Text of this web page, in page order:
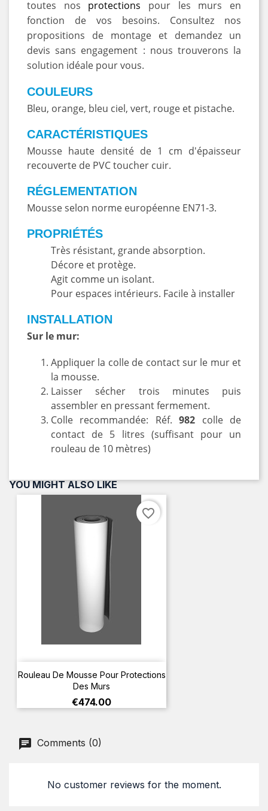
toutes nos protections
pour les murs en
fonction de vos besoins. Consultez nos
propositions de montage et demandez un
devis sans engagement : nous trouverons la
solution idéale pour vous.
COULEURS
Bleu, orange, bleu ciel, vert, rouge et pistache.
CARACTÉRISTIQUES
Mousse haute densité de 1 cm d'épaisseur
recouverte de PVC toucher cuir.
RÉGLEMENTATION
Mousse selon norme européenne EN71-3.
PROPRIÉTÉS
Très résistant, grande absorption.
Décore et protège.
Agit comme un isolant.
Pour espaces intérieurs. Facile à installer
INSTALLATION
Sur le mur:
Appliquer la colle de contact sur le mur et
la mousse.
Laisser sécher trois minutes puis
assembler en pressant fermement.
Colle recommandée: Réf.982 colle de
contact de 5 litres (suffisant pour un
rouleau de 10 mètres)
YOU MIGHT ALSO LIKE
Rouleau De Mousse Pour Protections
Des Murs
Price
€474.00
favorite_border
Comments (0)
No customer reviews for the moment.